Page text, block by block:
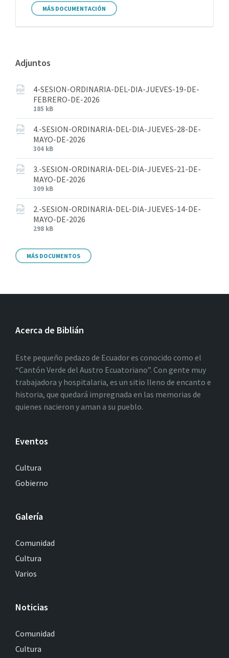
MÁS DOCUMENTACIÓN
Adjuntos
4-SESION-ORDINARIA-DEL-DIA-JUEVES-19-DE-
FEBRERO-DE-2026
185 kB
4.-SESION-ORDINARIA-DEL-DIA-JUEVES-28-DE-
MAYO-DE-2026
304 kB
3.-SESION-ORDINARIA-DEL-DIA-JUEVES-21-DE-
MAYO-DE-2026
309 kB
2.-SESION-ORDINARIA-DEL-DIA-JUEVES-14-DE-
MAYO-DE-2026
298 kB
MÁS DOCUMENTOS
Acerca de Biblián
Este pequeño pedazo de Ecuador es conocido como el
“Cantón Verde del Austro Ecuatoriano”. Con gente muy
trabajadora y hospitalaria, es un sitio lleno de encanto e
historia, que quedará impregnada en las memorias de
quienes nacieron y aman a su pueblo.
Eventos
Cultura
Gobierno
Galería
Comunidad
Cultura
Varios
Noticias
Comunidad
Cultura